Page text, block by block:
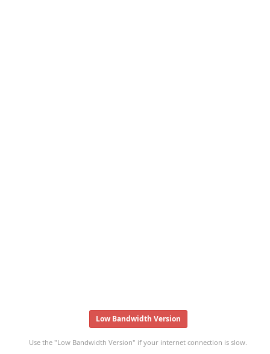
Low Bandwidth Version
Use the "Low Bandwidth Version" if your internet connection is slow.